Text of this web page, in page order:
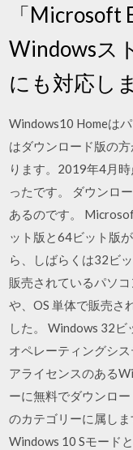
「Microsoft
Windowsス
にも対応し
Windows10 Homeは
はダウンロード版の
ります。2019年4月
ったです。 ダウンロ
あるのです。
ット版と64ビット版
ら、しばらくは32ビ
販売されているパソ
や、OS 単体で販売さ
した。 Windows 32
オペレーティングシ
アライセンスのある
ーに無料でダウンロ
のカテゴリーに属し
Windows 10 Sモード